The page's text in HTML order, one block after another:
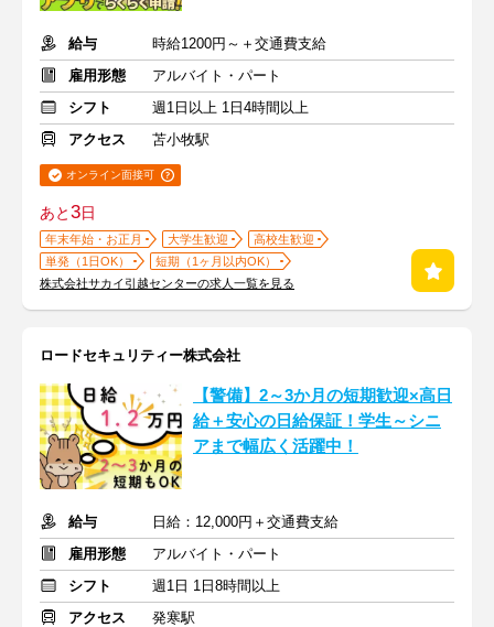
給与
時給1200円～＋交通費支給
雇用形態
アルバイト・パート
シフト
週1日以上 1日4時間以上
アクセス
苫小牧駅
オンライン面接可
あと3日
年末年始・お正月 大学生歓迎
高校生歓迎
単発（1日OK）
短期（1ヶ月以内OK）
株式会社サカイ引越センターの求人一覧を見る
ロードセキュリティー株式会社
【警備】2～3か月の短期歓迎×高日
給＋安心の日給保証！学生～シニ
アまで幅広く活躍中！
給与
日給：12,000円＋交通費支給
雇用形態
アルバイト・パート
シフト
週1日 1日8時間以上
アクセス
発寒駅